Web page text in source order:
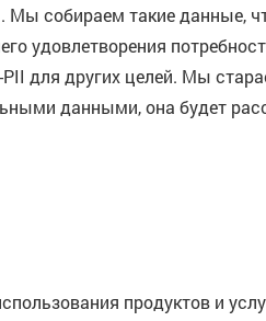
Мы собираем такие данные,
удовлетворения
для других целей. Мы
данными, она будет
продуктов и